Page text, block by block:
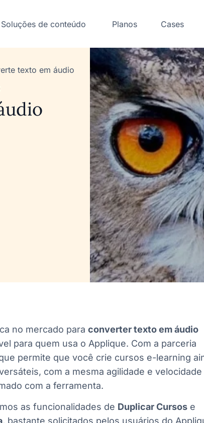
Soluções de conteúdo Planos Cases
texto em áudio
no mercado para converter texto em áudio
para quem usa o Applique. Com a parceria
permite que você crie cursos e-learning
com a mesma agilidade e velocidade
com a ferramenta.
as funcionalidades de Duplicar Cursose